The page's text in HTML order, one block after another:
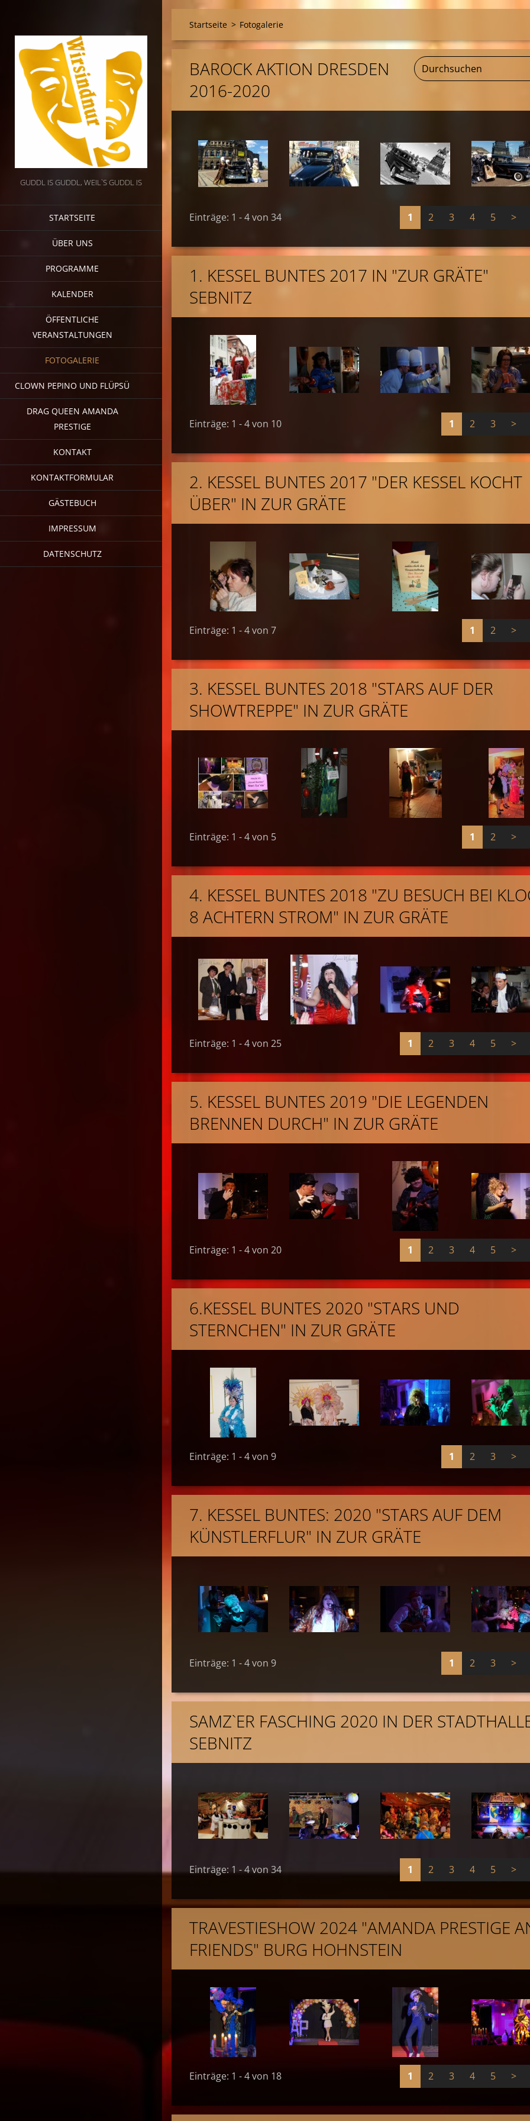
GUDDL IS GUDDL, WEIL`S GUDDL IS
STARTSEITE
ÜBER UNS
PROGRAMME
KALENDER
ÖFFENTLICHE
VERANSTALTUNGEN
FOTOGALERIE
CLOWN PEPINO UND FLÜPSÜ
DRAG QUEEN AMANDA
PRESTIGE
KONTAKT
KONTAKTFORMULAR
GÄSTEBUCH
IMPRESSUM
DATENSCHUTZ
Startseite > Fotogalerie
BAROCK AKTION DRESDEN
2016-2020
Einträge: 1 - 4 von 34 1 2 3 4 5 >
1. KESSEL BUNTES 2017 IN "ZUR GRÄTE"
SEBNITZ
Einträge: 1 - 4 von 10 1 2 3 >
2. KESSEL BUNTES 2017 "DER KESSEL KOCHT
ÜBER" IN ZUR GRÄTE
Einträge: 1 - 4 von 7 1 2 >
3. KESSEL BUNTES 2018 "STARS AUF DER
SHOWTREPPE" IN ZUR GRÄTE
Einträge: 1 - 4 von 5 1 2 >
4. KESSEL BUNTES 2018 "ZU BESUCH BEI
8 ACHTERN STROM" IN ZUR GRÄTE
Einträge: 1 - 4 von 25 1 2 3 4 5 >
5. KESSEL BUNTES 2019 "DIE LEGENDEN
BRENNEN DURCH" IN ZUR GRÄTE
Einträge: 1 - 4 von 20 1 2 3 4 5 >
6.KESSEL BUNTES 2020 "STARS UND
STERNCHEN" IN ZUR GRÄTE
Einträge: 1 - 4 von 9 1 2 3 >
7. KESSEL BUNTES: 2020 "STARS AUF DEM
KÜNSTLERFLUR" IN ZUR GRÄTE
Einträge: 1 - 4 von 9 1 2 3 >
SAMZ`ER FASCHING 2020 IN DER
SEBNITZ
Einträge: 1 - 4 von 34 1 2 3 4 5 >
TRAVESTIESHOW 2024 "AMANDA PRESTIGE
FRIENDS" BURG HOHNSTEIN
Einträge: 1 - 4 von 18 1 2 3 4 5 >